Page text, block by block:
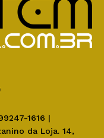
1616 |
da Loja. 14,